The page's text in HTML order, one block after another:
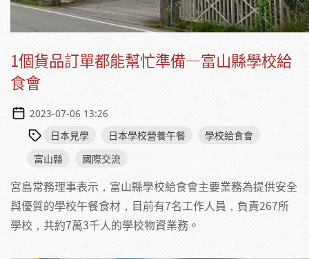
1個貨品訂單都能幫忙準備—富山縣學校給
食會
2023-07-06 13:26
日本見學 日本學校營養午餐
學校給食會
富山縣
國際交流
宮島常務理事表示，富山縣學校給食會主要業務為提供安全
與優質的學校午餐食材，目前有7名工作人員，負責267所
學校，共約7萬3千人的學校物資業務。